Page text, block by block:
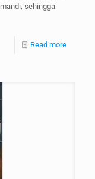
sehingga
Read more